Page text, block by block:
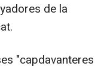
de la
"capdavanteres